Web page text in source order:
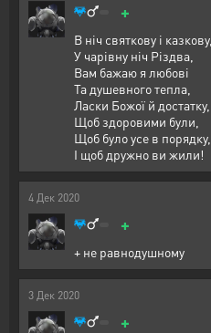
+
В ніч святкову і казкову,
У чарівну ніч Різдва,
Вам бажаю я любові
Та душевного тепла,
Ласки Божої й достатку,
Щоб здоровими були,
Щоб було усе в порядку,
І щоб дружно ви жили!
4 Дек 2020
+
+ не равнодушному
3 Дек 2020
+